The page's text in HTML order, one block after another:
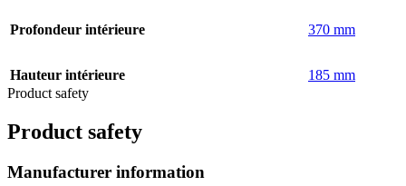
Profondeur intérieure 370 mm
Hauteur intérieure
185 mm
Product safety
Product safety
Manufacturer information